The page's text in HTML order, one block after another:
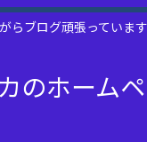
らブログ頑張ってい
のホーム